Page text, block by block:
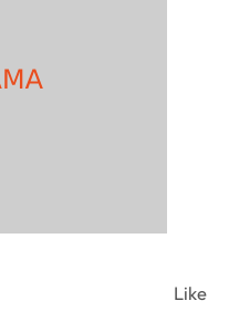
Like